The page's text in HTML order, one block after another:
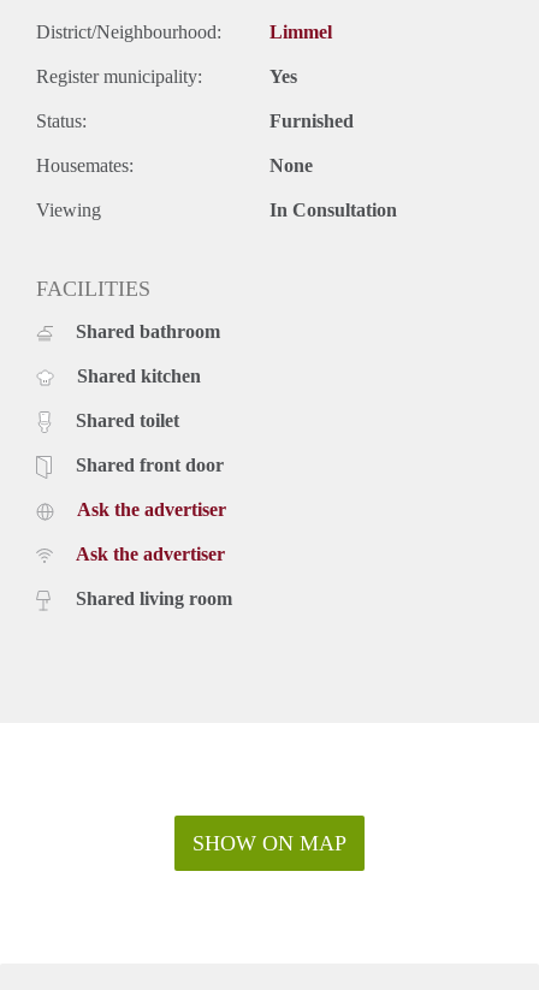
District/Neighbourhood: Limmel
Register municipality: Yes
Status: Furnished
Housemates: None
Viewing In Consultation
FACILITIES
Shared bathroom
Shared kitchen
Shared toilet
Shared front door
Ask the advertiser
Ask the advertiser
Shared living room
SHOW ON MAP